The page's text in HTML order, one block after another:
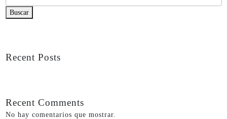
Buscar
Recent Posts
Recent Comments
No hay comentarios que mostrar.